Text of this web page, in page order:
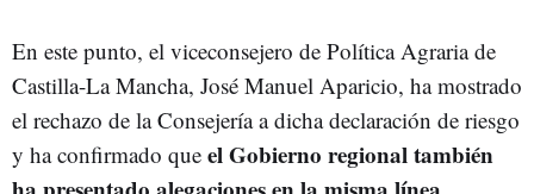
En este punto, el viceconsejero de Política Agraria de
Castilla-La Mancha, José Manuel Aparicio, ha mostrado
el rechazo de la Consejería a dicha declaración de riesgo
y ha confirmado que el Gobierno regional también